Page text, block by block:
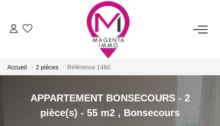
ACHETER
FAIRE ESTIMER/VENDRE
Accueil 2 pièces Référence 1460
APPARTEMENT BONSECOURS - 2
pièce(s) - 55 m2 , Bonsecours